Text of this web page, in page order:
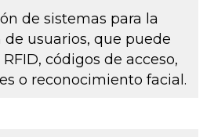
de sistemas para la
usuarios, que puede
códigos de acceso,
o reconocimiento facial.